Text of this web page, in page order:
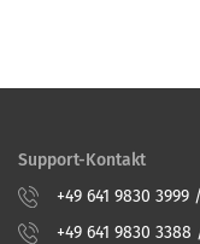
Support-Kontakt
+49 641 9830
+49 641 9830